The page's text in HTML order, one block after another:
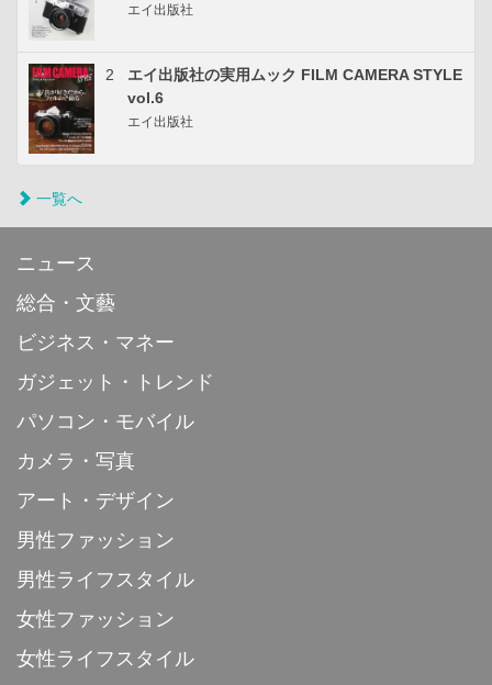
エイ出版社
2
エイ出版社の実用ムック FILM CAMERA STYLE
vol.6
エイ出版社
一覧へ
ニュース
総合・文藝
ビジネス・マネー
ガジェット・トレンド
パソコン・モバイル
カメラ・写真
アート・デザイン
男性ファッション
男性ライフスタイル
女性ファッション
女性ライフスタイル